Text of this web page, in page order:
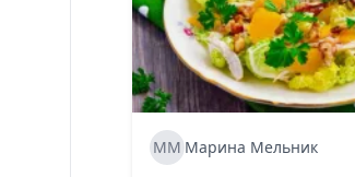
ММ Марина Мельник